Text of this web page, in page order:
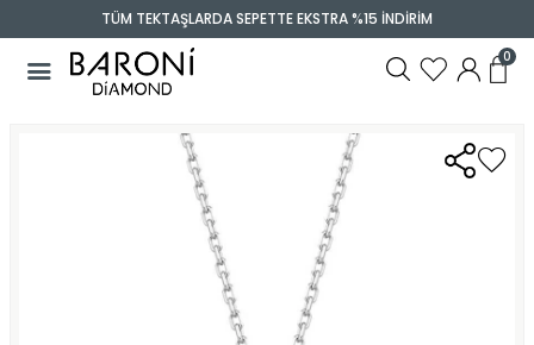
TÜM TEKTAŞLARDA SEPETTE EKSTRA %15 İNDİRİM
0